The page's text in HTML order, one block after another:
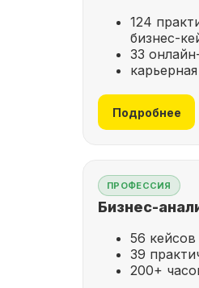
124
бизнес-
33
Подробнее
ПРОФЕССИЯ
Бизнес-
56 кейсов
39
200+